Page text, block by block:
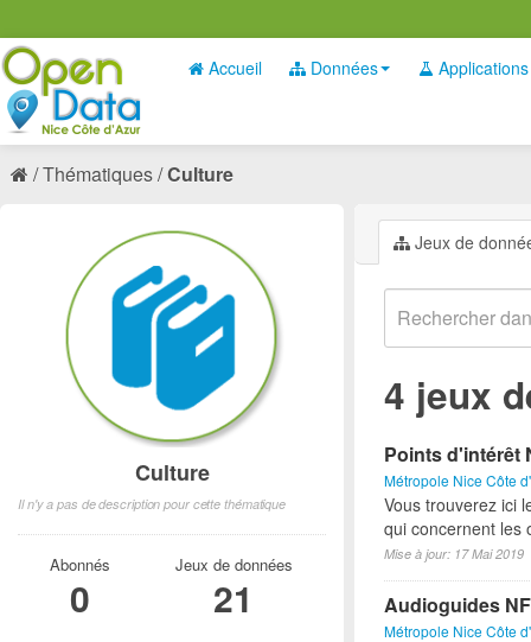
Accueil Données Applications
Thématiques Culture
Jeux de
4 jeux
Points d'intérêt
Métropole Nice Côte
Vous trouverez ici
qui concernent les
Mise à jour: 17 Mai 2019
Audioguides
Métropole Nice Côte
Culture
Il n'y a pas de description pour cette thématique
Abonnés
0
Jeux de données
21